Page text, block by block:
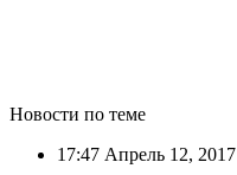
Новости по теме
17:47 Апрель 12, 2017